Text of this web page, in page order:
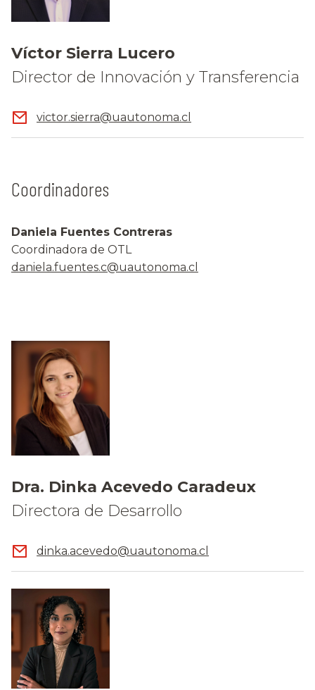
Víctor Sierra Lucero
Director de Innovación y Transferencia
victor.sierra@uautonoma.cl
Coordinadores
Daniela Fuentes Contreras
Coordinadora de OTL
daniela.fuentes.c@uautonoma.cl
Dra. Dinka Acevedo Caradeux
Directora de Desarrollo
dinka.acevedo@uautonoma.cl